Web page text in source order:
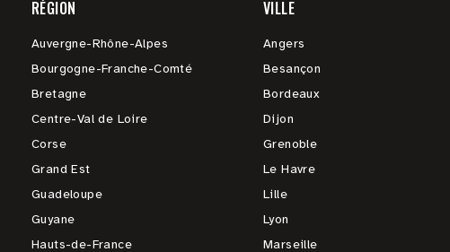
RÉGION
Auvergne-Rhône-Alpes
Bourgogne-Franche-Comté
Bretagne
Centre-Val de Loire
Corse
Grand Est
Guadeloupe
Guyane
Hauts-de-France
VILLE
Angers
Besançon
Bordeaux
Dijon
Grenoble
Le Havre
Lille
Lyon
Marseille